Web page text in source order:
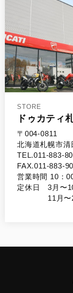
STORE
ドゥカティ
〒004-0811
北海道札幌市
TEL.011-883-
FAX.011-883-
営業時間 10：
定休日 3月〜
11月